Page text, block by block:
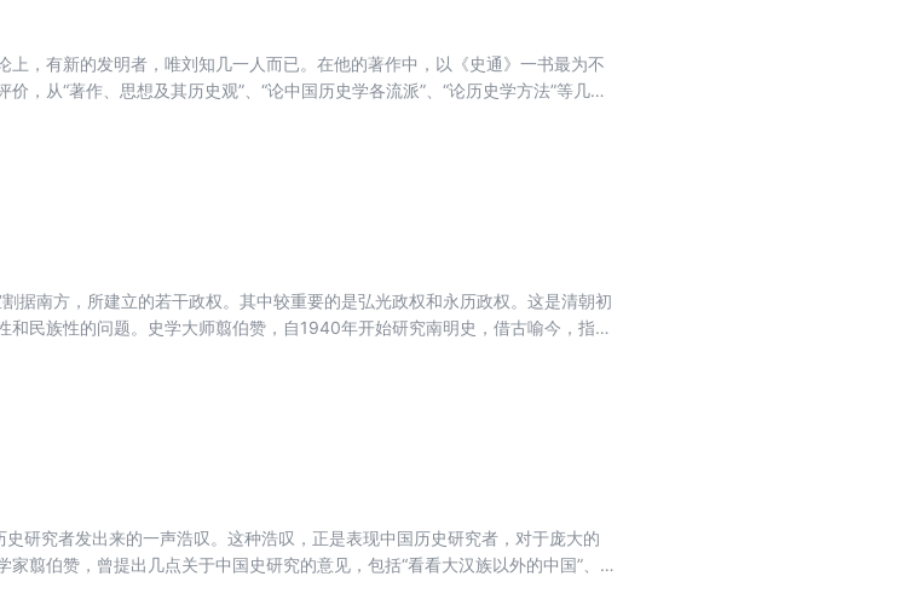
上，有新的发明者，唯刘知几一人而已。在他的著作中，以《史通》一书最为不
，从“著作、思想及其历史观”、“论中国历史学各流派”、“论历史学方法”等几个
据南方，所建立的若干政权。其中较重要的是弘光政权和永历政权。这是清朝初
和民族性的问题。史学大师翦伯赞，自1940年开始研究南明史，借古喻今，指出
史研究者发出来的一声浩叹。这种浩叹，正是表现中国历史研究者，对于庞大的
翦伯赞，曾提出几点关于中国史研究的意见，包括“看看大汉族以外的中国”、